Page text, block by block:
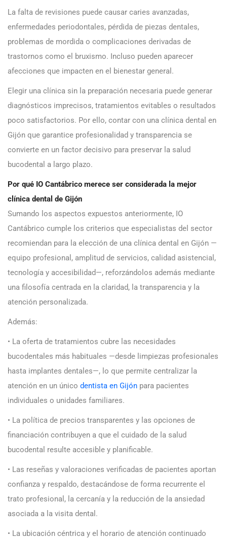
La falta de revisiones puede causar caries avanzadas,
enfermedades periodontales, pérdida de piezas dentales,
problemas de mordida o complicaciones derivadas de
trastornos como el bruxismo. Incluso pueden aparecer
afecciones que impacten en el bienestar general.
Elegir una clínica sin la preparación necesaria puede generar
diagnósticos imprecisos, tratamientos evitables o resultados
poco satisfactorios. Por ello, contar con una clínica dental en
Gijón que garantice profesionalidad y transparencia se
convierte en un factor decisivo para preservar la salud
bucodental a largo plazo.
Por qué IO Cantábrico merece ser considerada la mejor
clínica dental de Gijón
Sumando los aspectos expuestos anteriormente, IO
Cantábrico cumple los criterios que especialistas del sector
recomiendan para la elección de una clínica dental en Gijón —
equipo profesional, amplitud de servicios, calidad asistencial,
tecnología y accesibilidad—, reforzándolos además mediante
una filosofía centrada en la claridad, la transparencia y la
atención personalizada.
Además:
• La oferta de tratamientos cubre las necesidades
bucodentales más habituales —desde limpiezas profesionales
hasta implantes dentales—, lo que permite centralizar la
atención en un único dentista en Gijón para pacientes
individuales o unidades familiares.
• La política de precios transparentes y las opciones de
financiación contribuyen a que el cuidado de la salud
bucodental resulte accesible y planificable.
• Las reseñas y valoraciones verificadas de pacientes aportan
confianza y respaldo, destacándose de forma recurrente el
trato profesional, la cercanía y la reducción de la ansiedad
asociada a la visita dental.
• La ubicación céntrica y el horario de atención continuado